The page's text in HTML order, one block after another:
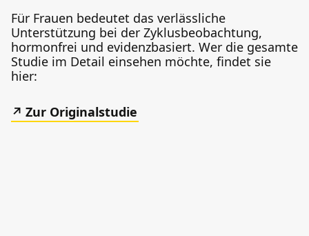
Für Frauen bedeutet das verlässliche
Unterstützung bei der Zyklusbeobachtung,
hormonfrei und evidenzbasiert. Wer die gesamte
Studie im Detail einsehen möchte, findet sie
hier:
Zur Originalstudie